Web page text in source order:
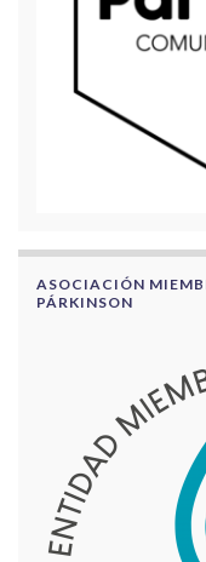
ASOCIACIÓN
PÁRKINSON